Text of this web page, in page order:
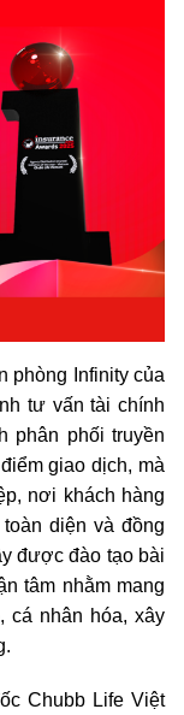
phòng Infinity của
tư vấn tài chính
phân phối truyền
giao dịch, mà
nơi khách hàng
diện và đồng
được đào tạo bài
tâm nhằm mang
cá nhân hóa, xây
Chubb Life Việt